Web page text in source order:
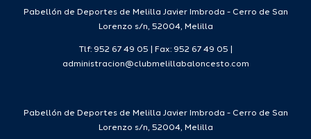
2026/27
Pabellón de Deportes de Melilla Javier Imbroda - Cerro de San
Lorenzo s/n, 52004, Melilla
Tlf: 952 67 49 05 | Fax: 952 67 49 05 |
administracion@clubmelillabaloncesto.com
Pabellón de Deportes de Melilla Javier Imbroda - Cerro de San
Lorenzo s/n, 52004, Melilla